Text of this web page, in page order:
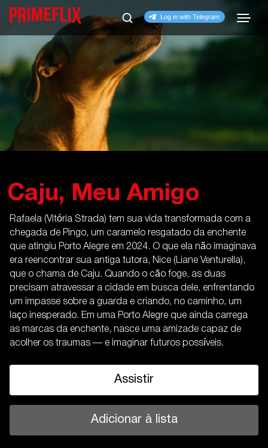
Caju, Meu Amigo
Rafaela (Vitória Strada) tem sua vida transformada com a
chegada de Pingo, um caramelo resgatado da enchente
que atingiu Porto Alegre em 2024. O que ela não imaginava
era reencontrar sua antiga tutora, Nice (Liane Venturella),
que o chama de Caju. Quando o cão foge, as duas
precisam atravessar a cidade em busca dele, enfrentando
um impasse sobre a guarda e criando, no caminho, um
laço inesperado. Em uma Porto Alegre que ainda carrega
as marcas da enchente, nasce uma amizade capaz de
acolher os traumas — e imaginar futuros possíveis.
Assistir
Adicionar à lista